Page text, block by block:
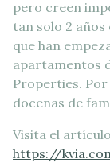
pero creen
tan solo 2 años
que han
apartamentos
Properties.
docenas de
Visita el
https://